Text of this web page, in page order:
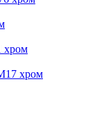
хром
хром